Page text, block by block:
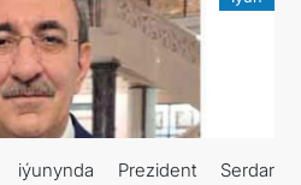
HYZMATLARY
DIM
Prezident Serdar